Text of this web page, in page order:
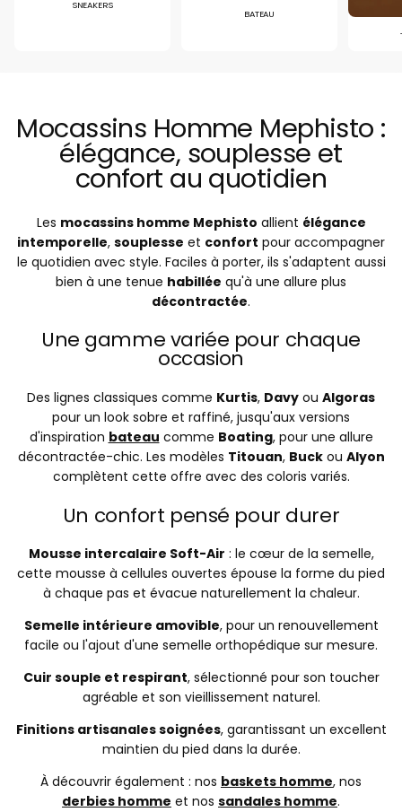
SNEAKERS
BATEAU
Mocassins Homme Mephisto :
élégance, souplesse et
confort au quotidien
Les mocassins homme Mephisto allient élégance
intemporelle, souplesse et confort pour accompagner
le quotidien avec style. Faciles à porter, ils s'adaptent aussi
bien à une tenue habillée qu'à une allure plus
décontractée.
Une gamme variée pour chaque
occasion
Des lignes classiques comme Kurtis, Davy ou Algoras
pour un look sobre et raffiné, jusqu'aux versions
d'inspiration bateau comme Boating, pour une allure
décontractée-chic. Les modèles Titouan, Buckou Alyon
complètent cette offre avec des coloris variés.
Un confort pensé pour durer
Mousse intercalaire Soft-Air : le cœur de la semelle,
cette mousse à cellules ouvertes épouse la forme du pied
à chaque pas et évacue naturellement la chaleur.
Semelle intérieure amovible, pour un renouvellement
facile ou l'ajout d'une semelle orthopédique sur mesure.
Cuir souple et respirant, sélectionné pour son toucher
agréable et son vieillissement naturel.
Finitions artisanales soignées, garantissant un excellent
maintien du pied dans la durée.
À découvrir également : nos baskets homme, nos
derbies homme et nos sandales homme.